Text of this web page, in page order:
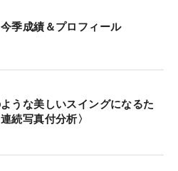
季成績＆プロフィール
うな美しいスイングになるた
続写真付分析〉